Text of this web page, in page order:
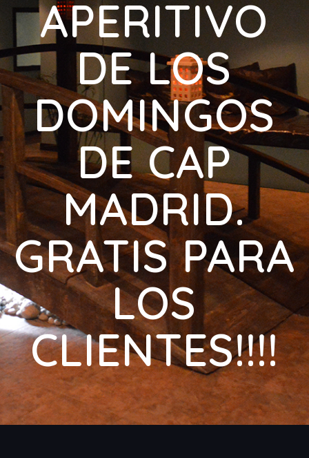
APERITIVO
DE LOS
DOMINGOS
DE CAP
MADRID.
GRATIS PARA
LOS
CLIENTES!!!!